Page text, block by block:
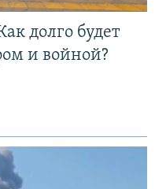
долго будет
и войной?